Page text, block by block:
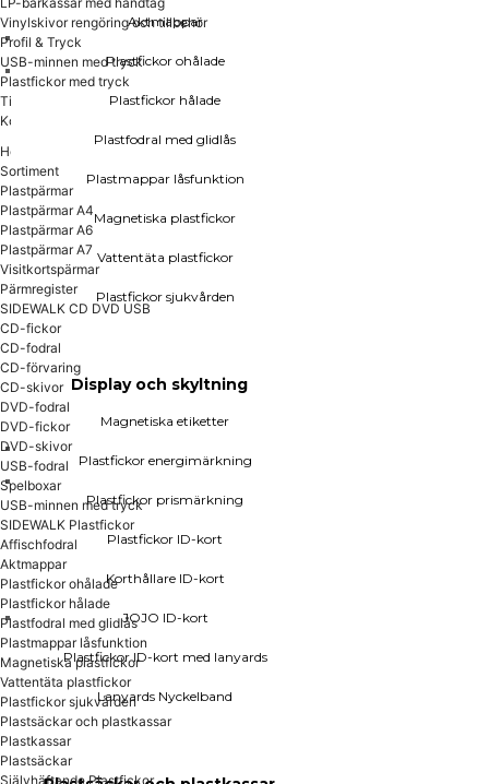
Display och skyltning
Magnetiska etiketter
Plastfickor prismärkning
Plastfickor ID-kort
Korthållare ID-kort
JOJO ID-kort
Lanyards Nyckelband
Plastsäckar och plastkassar
Plastkassar
Plastpärmar
Plastpärmar A4
Plastpärmar A6
Plastpärmar A7
Aktmappar
Plastfickor ohålade
Plastfickor hålade
Plastfodral med glidlås
Plastmappar låsfunktion
Magnetiska plastfickor
Vattentäta plastfickor
Plastfickor sjukvården
Display och skyltning
Magnetiska etiketter
Plastfickor energimärkning
Plastfickor prismärkning
Plastfickor ID-kort
Korthållare ID-kort
JOJO ID-kort
Plastfickor ID-kort med lanyards
Lanyards Nyckelband
Vinylskivor rengöring och tillbehör
Profil & Tryck
USB-minnen med tryck
Plastfickor med tryck
Tillverkning
Kontakta Oss
Hem
Sortiment
Plastpärmar
Plastpärmar A4
Plastpärmar A6
Plastpärmar A7
Visitkortspärmar
Pärmregister
SIDEWALK CD DVD USB
CD-fickor
CD-fodral
CD-förvaring
CD-skivor
DVD-fodral
DVD-fickor
DVD-skivor
USB-fodral
Spelboxar
USB-minnen med tryck
SIDEWALK Plastfickor
Affischfodral
Aktmappar
Plastfickor ohålade
Plastfickor hålade
Plastfodral med glidlås
Plastmappar låsfunktion
Magnetiska plastfickor
Vattentäta plastfickor
Plastfickor sjukvården
Plastsäckar och plastkassar
Plastkassar
Plastsäckar
Självhäftande Plastfickor